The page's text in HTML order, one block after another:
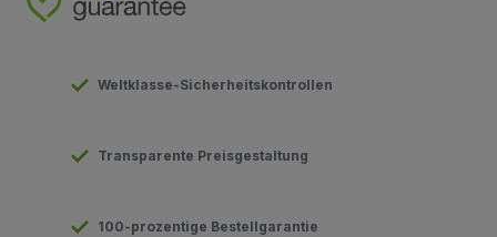
Weltklasse-Sicherheitskontrollen
Transparente Preisgestaltung
100-prozentige Bestellgarantie